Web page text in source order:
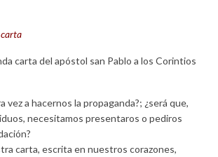
carta
carta del apóstol san Pablo a los Corintios
vez a hacernos la propaganda?; ¿será que,
necesitamos presentaros o pediros
carta, escrita en nuestros corazones,